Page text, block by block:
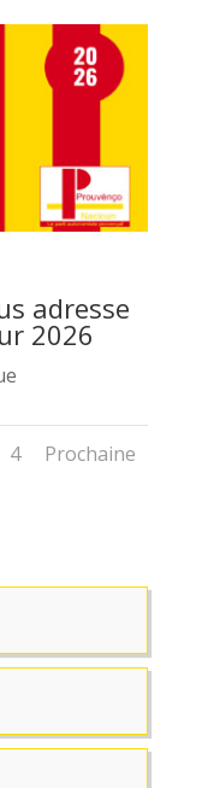
adresse
2026
4 Prochaine